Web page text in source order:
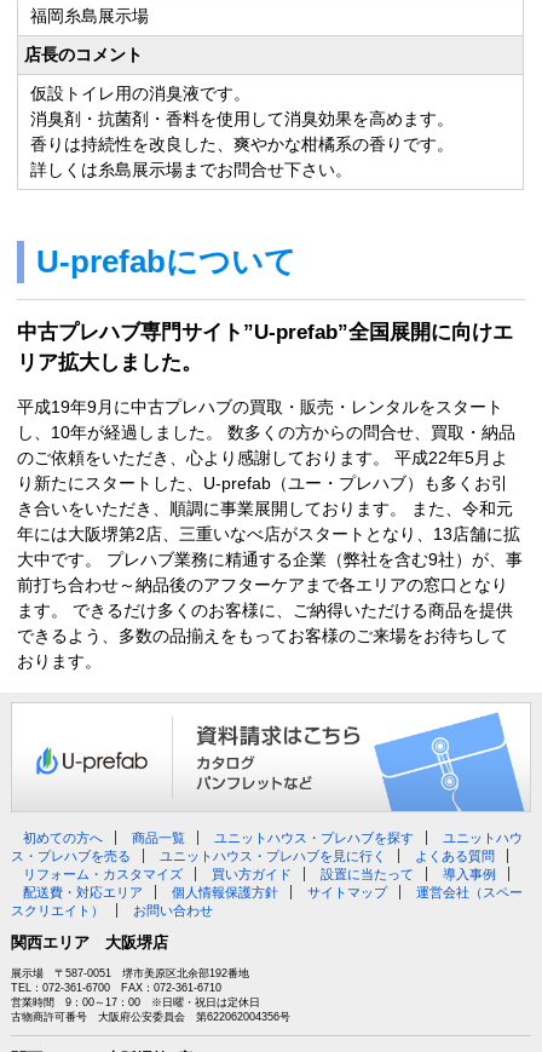
福岡糸島展示場
店長のコメント
仮設トイレ用の消臭液です。
消臭剤・抗菌剤・香料を使用して消臭効果を高めます。
香りは持続性を改良した、爽やかな柑橘系の香りです。
詳しくは糸島展示場までお問合せ下さい。
U-prefabについて
中古プレハブ専門サイト”U-prefab”全国展開に向けエ
リア拡大しました。
平成19年9月に中古プレハブの買取・販売・レンタルをスタート
し、10年が経過しました。 数多くの方からの問合せ、買取・納品
のご依頼をいただき、心より感謝しております。 平成22年5月よ
り新たにスタートした、U-prefab（ユー・プレハブ）も多くお引
き合いをいただき、順調に事業展開しております。 また、令和元
年には大阪堺第2店、三重いなべ店がスタートとなり、13店舗に拡
大中です。 プレハブ業務に精通する企業（弊社を含む9社）が、事
前打ち合わせ～納品後のアフターケアまで各エリアの窓口となり
ます。 できるだけ多くのお客様に、ご納得いただける商品を提供
できるよう、多数の品揃えをもってお客様のご来場をお待ちして
おります。
初めての方へ 商品一覧 ユニットハウス・プレハブを探す
ユニットハウ
ス・プレハブを売る
ユニットハウス・プレハブを見に行く
よくある質問
リフォーム・カスタマイズ
買い方ガイド 設置に当たって
導入事例
配送費・対応エリア
個人情報保護方針 サイトマップ
運営会社（スペー
スクリエイト）
お問い合わせ
関西エリア 大阪堺店
展示場 〒587-0051 堺市美原区北余部192番地
TEL：072-361-6700 FAX：072-361-6710
営業時間 9：00～17：00 ※日曜・祝日は定休日
古物商許可番号 大阪府公安委員会 第622062004356号